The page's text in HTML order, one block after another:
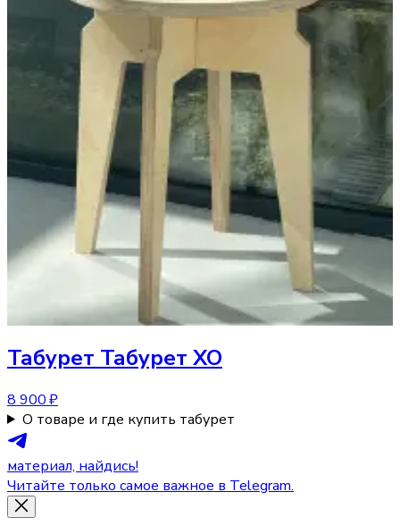
Табурет Табурет XO
8 900 ₽
О товаре и где купить табурет
материал, найдись!
Читайте только самое важное в Telegram.